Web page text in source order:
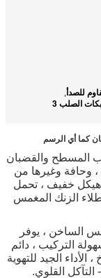
للصدأ,
الصلب 3
كما أي الرسم
المسطح والقضبان
وحافة وغيرها من
هيكل خفيف ، تحمل
الزنك المغمس
الساخن ، يوفر
سهولة التركيب ، دائم
الجيد للتهوية
التآكل القلوي.